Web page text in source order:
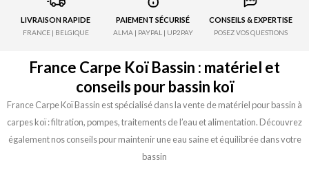
LIVRAISON RAPIDE
FRANCE | BELGIQUE
PAIEMENT SÉCURISÉ
ALMA | PAYPAL | UP2PAY
CONSEILS & EXPERTISE
POSEZ VOS QUESTIONS
France Carpe Koï Bassin : matériel et
conseils pour bassin koï
France Carpe Koï Bassin est spécialisé dans la vente de matériel pour bassin à
carpes koï : filtration, pompes, traitements de l’eau et alimentation. Découvrez
également nos conseils pour maintenir une eau saine et équilibrée dans votre
bassin